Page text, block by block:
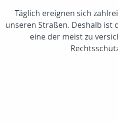
Täglich ereignen sich
unseren Straßen. Deshalb ist
eine der meist zu